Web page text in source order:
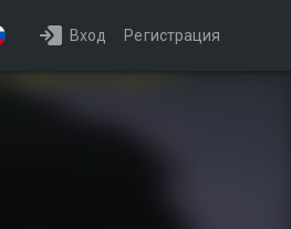
Вход Регистрация